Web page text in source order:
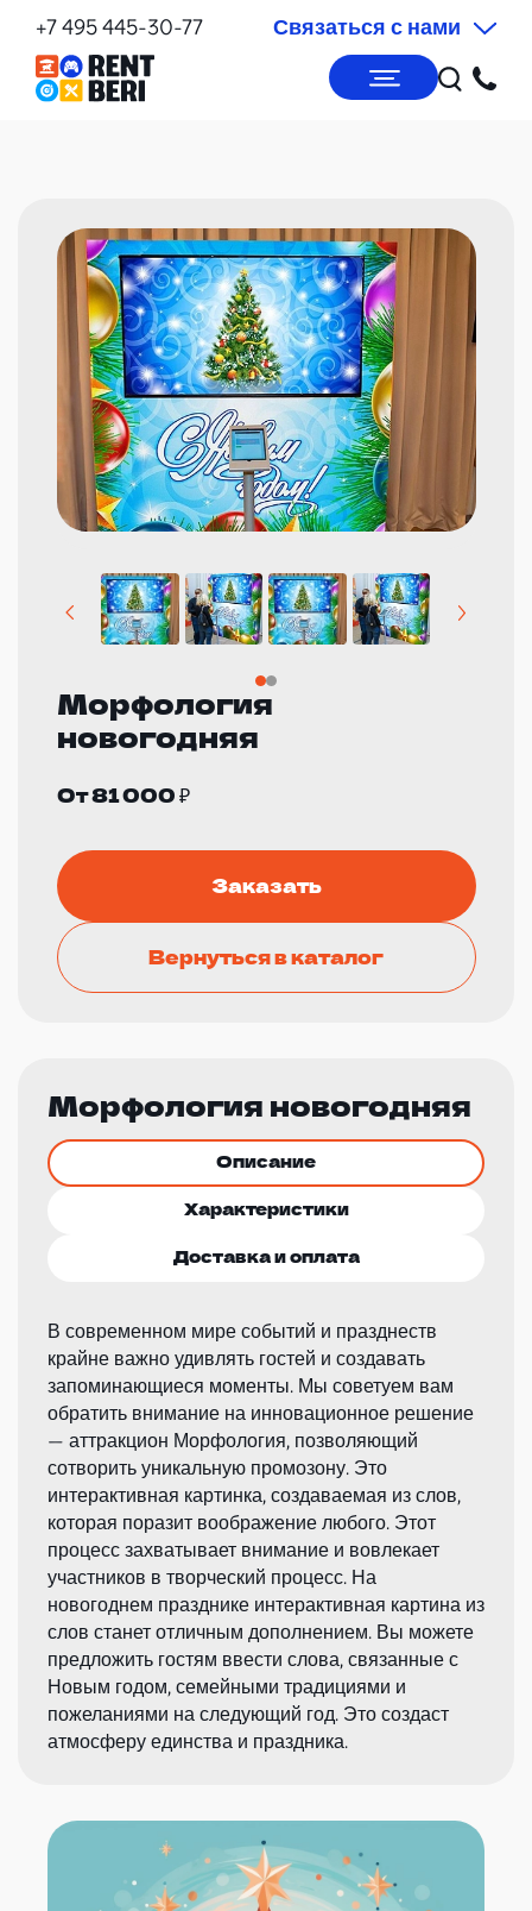
+7 495 445-30-77 Связаться с нами
Морфология
новогодняя
От 81 000 ₽
Заказать
Вернуться в каталог
Морфология новогодняя
Описание
Характеристики
Доставка и оплата
В современном мире событий и празднеств
крайне важно удивлять гостей и создавать
запоминающиеся моменты. Мы советуем вам
обратить внимание на инновационное решение
— аттракцион Морфология, позволяющий
сотворить уникальную промозону. Это
интерактивная картинка, создаваемая из слов,
которая поразит воображение любого. Этот
процесс захватывает внимание и вовлекает
участников в творческий процесс. На
новогоднем празднике интерактивная картина из
слов станет отличным дополнением. Вы можете
предложить гостям ввести слова, связанные с
Новым годом, семейными традициями и
пожеланиями на следующий год. Это создаст
атмосферу единства и праздника.